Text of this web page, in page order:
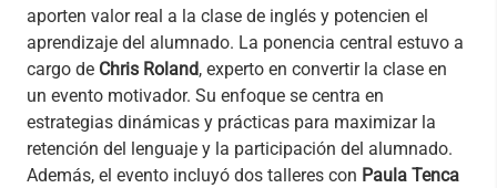
aporten valor real a la clase de inglés y potencien el
aprendizaje del alumnado. La ponencia central estuvo a
cargo de Chris Roland, experto en convertir la clase en
un evento motivador. Su enfoque se centra en
estrategias dinámicas y prácticas para maximizar la
retención del lenguaje y la participación del alumnado.
Además, el evento incluyó dos talleres con Paula Tenca